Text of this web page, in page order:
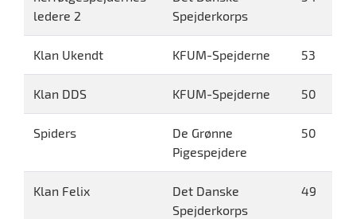
ledere 2
Spejderkorps
Klan Ukendt KFUM-Spejderne 53
Klan DDS KFUM-Spejderne 50
Spiders
De Grønne
Pigespejdere
50
Klan Felix
Det Danske
Spejderkorps
49